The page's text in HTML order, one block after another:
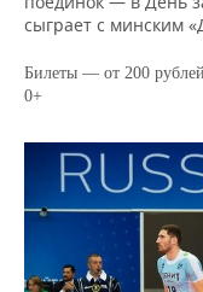
сыграет с минским
Билеты — от 200 рублей.
0+